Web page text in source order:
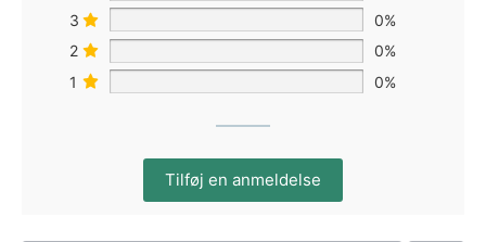
3
0%
2
0%
1
0%
Tilføj en anmeldelse